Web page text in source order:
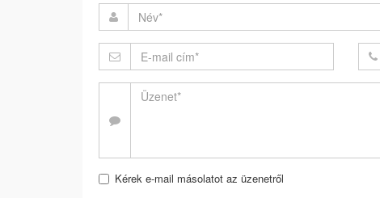
Kérek e-mail másolatot az üzenetről